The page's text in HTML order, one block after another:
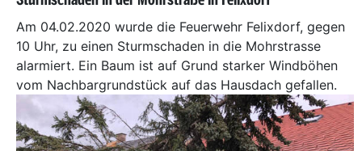
Am 04.02.2020 wurde die Feuerwehr Felixdorf, gegen
10 Uhr, zu einen Sturmschaden in die Mohrstrasse
alarmiert. Ein Baum ist auf Grund starker Windböhen
vom Nachbargrundstück auf das Hausdach gefallen.